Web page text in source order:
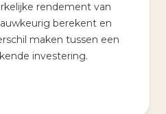
rendement van
berekent en
maken tussen een
investering.